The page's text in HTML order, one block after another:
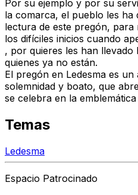
Por su ejemplo y por su
la comarca, el pueblo les
lectura de este pregón,
los difíciles inicios cuando
, por quieres les han llevado
quienes ya no están.
El pregón en Ledesma es
solemnidad y boato, que
se celebra en la
Temas
Ledesma
Espacio Patrocinado